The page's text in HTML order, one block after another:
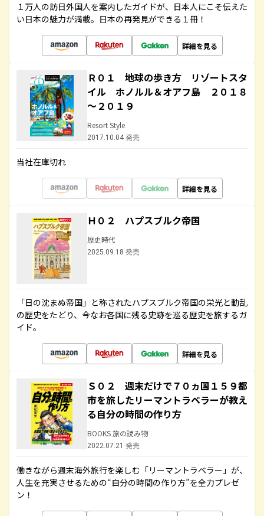
１万人の訪日外国人を案内したガイドが、日本人にこそ伝えた
い日本の魅力が満載。日本の再発見ができる１冊！
詳細を見る
Ｒ０１ 地球の歩き方 リゾートスタ
イル ホノルル＆オアフ島 ２０１８
～２０１９
Resort Style
2017.10.04 発売
当社在庫切れ
詳細を見る
Ｈ０２ ハプスブルク帝国
歴史時代
2025.09.18 発売
「日の沈まぬ帝国」と称されたハプスブルク帝国の栄光と動乱
の歴史をたどり、今なお各国に残る史跡を巡る歴史を旅するガ
イド。
詳細を見る
Ｓ０２ 週末だけで７０ヵ国１５９都
市を旅したリーマントラベラーが教え
る自分の時間の作り方
BOOKS 旅の読み物
2022.07.21 発売
働きながら週末海外旅行を楽しむ「リーマントラベラー」が、
人生を充実させるための“自分の時間の作り方”を全力プレゼ
ン！